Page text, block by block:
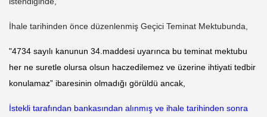
İhale tarihinden önce düzenlenmiş Geçici Teminat Mektubunda,
"4734 sayılı kanunun 34.maddesi uyarınca bu teminat mektubu
her ne suretle olursa olsun haczedilemez ve üzerine ihtiyati tedbir
konulamaz”ibaresinin olmadığı görüldü ancak,
İstekli tarafından bankasından alınmış ve ihale tarihinden sonra